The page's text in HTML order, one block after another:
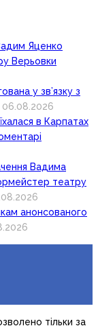
Яценко
Верьовки
у зв’язку з
06.08.2026
в Карпатах
Вадима
театру
анонсованого
тільки за